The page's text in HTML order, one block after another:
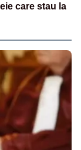
care stau la